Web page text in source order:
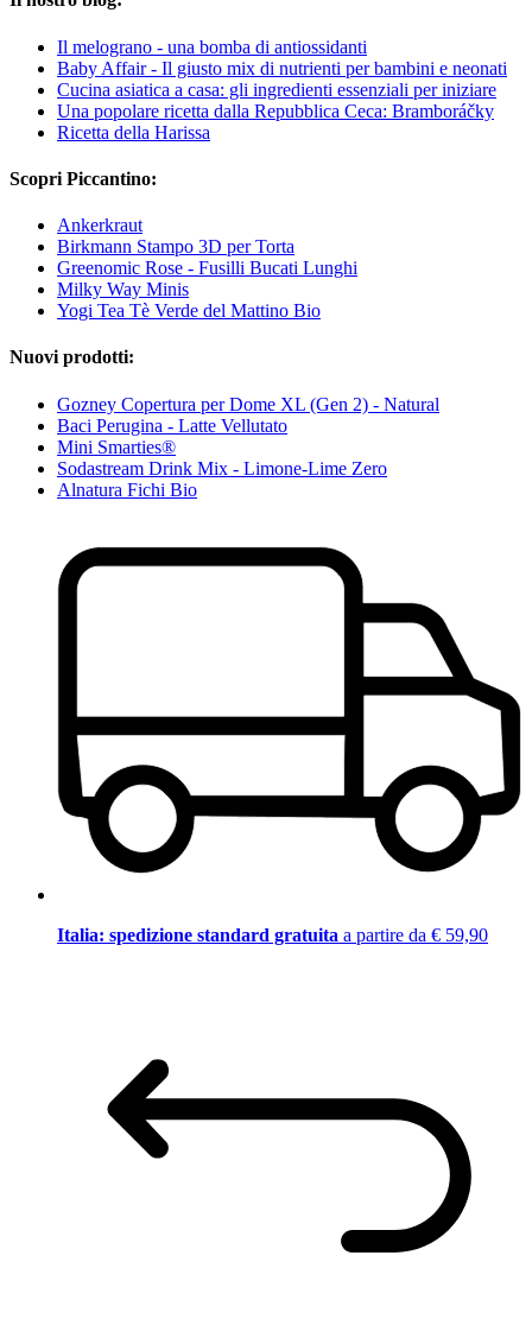
Il melograno - una bomba di antiossidanti
Baby Affair - Il giusto mix di nutrienti per bambini e neonati
Cucina asiatica a casa: gli ingredienti essenziali per iniziare
Una popolare ricetta dalla Repubblica Ceca: Bramboráčky
Ricetta della Harissa
Scopri Piccantino:
Ankerkraut
Birkmann Stampo 3D per Torta
Greenomic Rose - Fusilli Bucati Lunghi
Milky Way Minis
Yogi Tea Tè Verde del Mattino Bio
Nuovi prodotti:
Gozney Copertura per Dome XL (Gen 2) - Natural
Baci Perugina - Latte Vellutato
Mini Smarties®
Sodastream Drink Mix - Limone-Lime Zero
Alnatura Fichi Bio
Italia: spedizione standard gratuita a partire da € 59,90